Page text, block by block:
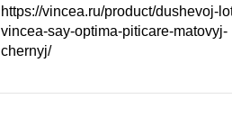
https://vincea.ru/product/dushevoj-
vincea-say-optima-piticare-matovyj-
chernyj/